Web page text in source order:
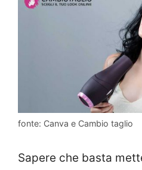
fonte: Canva e Cambio taglio
Sapere che basta